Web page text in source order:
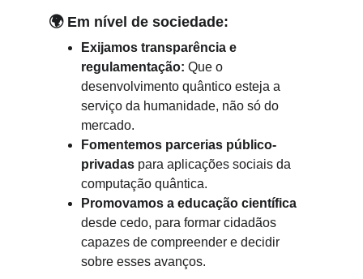
🌍 Em nível de sociedade:
Exijamos transparência e
regulamentação: Que o
desenvolvimento quântico esteja a
serviço da humanidade, não só do
mercado.
Fomentemos parcerias público-
privadas para aplicações sociais da
computação quântica.
Promovamos a educação científica
desde cedo, para formar cidadãos
capazes de compreender e decidir
sobre esses avanços.